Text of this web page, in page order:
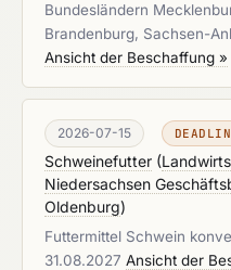
Bundesländern
Brandenburg, Sachsen-
Ansicht der Beschaffung »
2026-07-15
Schweinefutter (
Niedersachsen
Oldenburg)
Futtermittel Schwein
31.08.2027 Ansicht der